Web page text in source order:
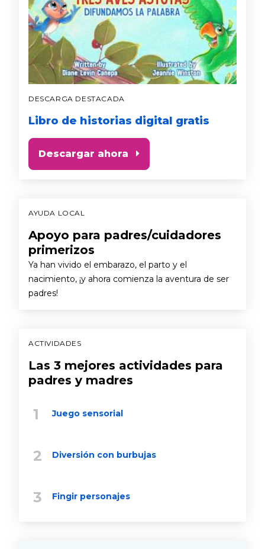
DESCARGA DESTACADA
Libro de historias digital gratis
Descargar ahora
AYUDA LOCAL
Apoyo para padres/cuidadores
primerizos
Ya han vivido el embarazo, el parto y el
nacimiento, ¡y ahora comienza la aventura de ser
padres!
ACTIVIDADES
Las 3 mejores actividades para
padres y madres
Juego sensorial
Diversión con burbujas
Fingir personajes